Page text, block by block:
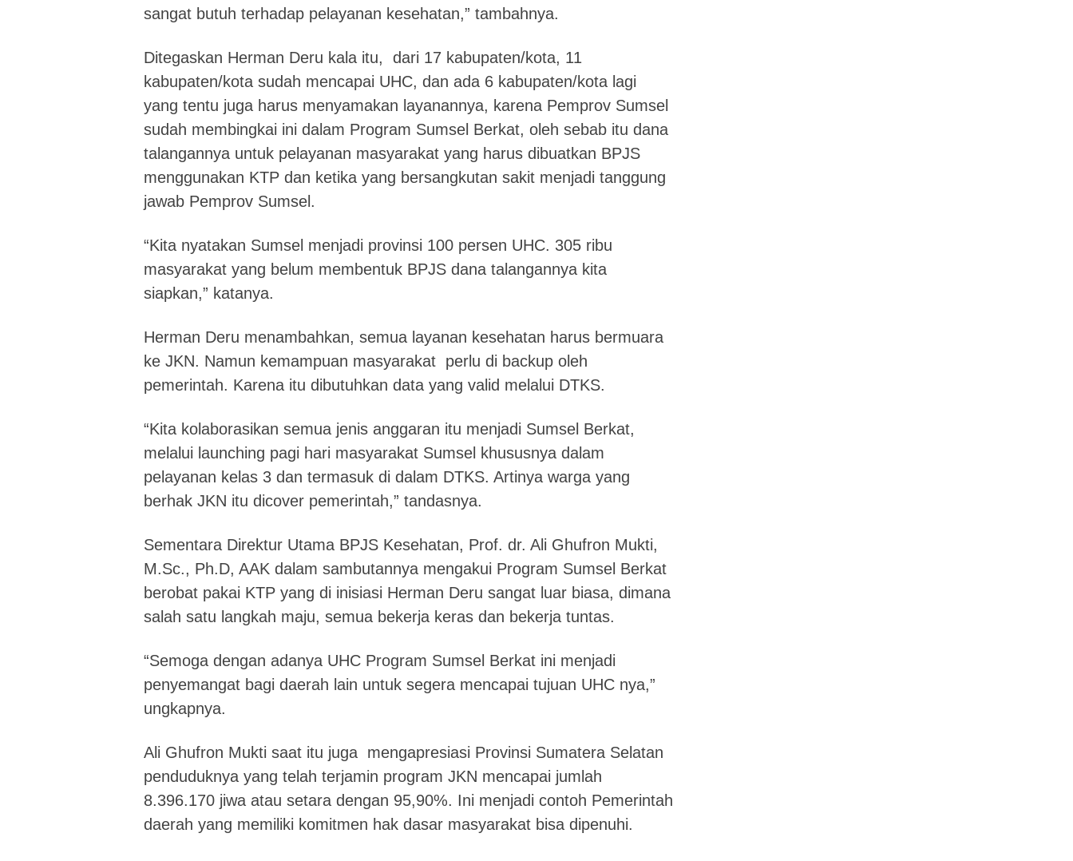
sangat butuh terhadap pelayanan kesehatan,” tambahnya.
Ditegaskan Herman Deru kala itu, dari 17 kabupaten/kota, 11
kabupaten/kota sudah mencapai UHC, dan ada 6 kabupaten/kota lagi
yang tentu juga harus menyamakan layanannya, karena Pemprov Sumsel
sudah membingkai ini dalam Program Sumsel Berkat, oleh sebab itu dana
talangannya untuk pelayanan masyarakat yang harus dibuatkan BPJS
menggunakan KTP dan ketika yang bersangkutan sakit menjadi tanggung
jawab Pemprov Sumsel.
“Kita nyatakan Sumsel menjadi provinsi 100 persen UHC. 305 ribu
masyarakat yang belum membentuk BPJS dana talangannya kita
siapkan,” katanya.
Herman Deru menambahkan, semua layanan kesehatan harus bermuara
ke JKN. Namun kemampuan masyarakat perlu di backup oleh
pemerintah. Karena itu dibutuhkan data yang valid melalui DTKS.
“Kita kolaborasikan semua jenis anggaran itu menjadi Sumsel Berkat,
melalui launching pagi hari masyarakat Sumsel khususnya dalam
pelayanan kelas 3 dan termasuk di dalam DTKS. Artinya warga yang
berhak JKN itu dicover pemerintah,” tandasnya.
Sementara Direktur Utama BPJS Kesehatan, Prof. dr. Ali Ghufron Mukti,
M.Sc., Ph.D, AAK dalam sambutannya mengakui Program Sumsel Berkat
berobat pakai KTP yang di inisiasi Herman Deru sangat luar biasa, dimana
salah satu langkah maju, semua bekerja keras dan bekerja tuntas.
“Semoga dengan adanya UHC Program Sumsel Berkat ini menjadi
penyemangat bagi daerah lain untuk segera mencapai tujuan UHC nya,”
ungkapnya.
Ali Ghufron Mukti saat itu juga mengapresiasi Provinsi Sumatera Selatan
penduduknya yang telah terjamin program JKN mencapai jumlah
8.396.170 jiwa atau setara dengan 95,90%. Ini menjadi contoh Pemerintah
daerah yang memiliki komitmen hak dasar masyarakat bisa dipenuhi.